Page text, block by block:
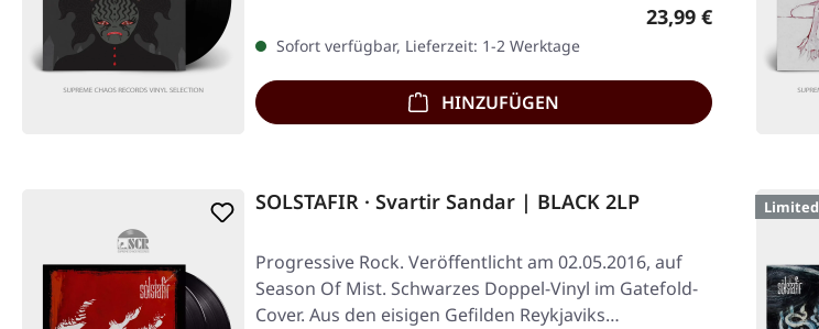
Regulärer Preis:
23,99 €
Sofort verfügbar, Lieferzeit: 1-2 Werktage
HINZUFÜGEN
SOLSTAFIR · Svartir Sandar | BLACK 2LP
Progressive Rock. Veröffentlicht am 02.05.2016, auf
Season Of Mist. Schwarzes Doppel-Vinyl im Gatefold-
Cover. Aus den eisigen Gefilden Reykjaviks…
Limited